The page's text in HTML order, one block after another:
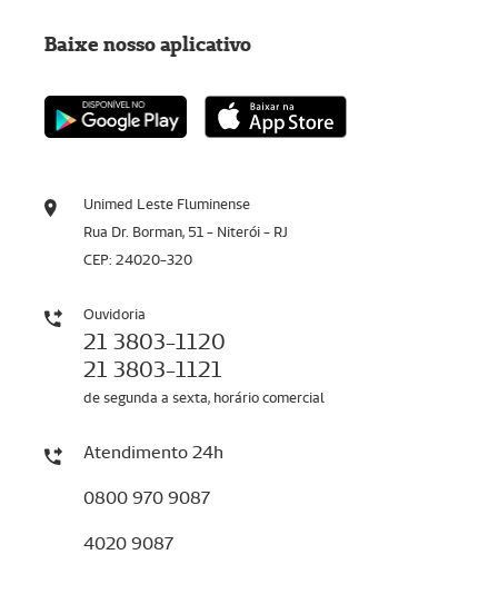
Unimed Leste Fluminense
Rua Dr. Borman, 51 - Niterói - RJ
CEP: 24020-320
Ouvidoria
21 3803-1120
21 3803-1121
de segunda a sexta, horário comercial
Atendimento 24h
0800 970 9087
4020 9087
Baixe nosso aplicativo